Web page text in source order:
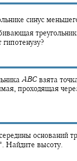
синус
ABC взята
проходящая
оснований
∘ . Найдите высоту.